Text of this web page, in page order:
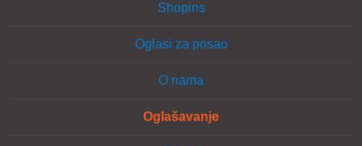
Shopins
Oglasi za posao
O nama
Oglašavanje